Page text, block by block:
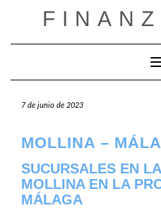
7 de junio de 2023
MOLLINA –
SUCURSALES EN
MOLLINA EN LA
MÁLAGA